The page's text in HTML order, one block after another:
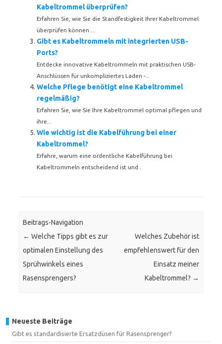
Kabeltrommel überprüfen?
Erfahren Sie, wie Sie die Standfestigkeit Ihrer Kabeltrommel
überprüfen können....
Gibt es Kabeltrommeln mit integrierten USB-
Ports?
Entdecke innovative Kabeltrommeln mit praktischen USB-
Anschlüssen für unkompliziertes Laden -...
Welche Pflege benötigt eine Kabeltrommel
regelmäßig?
Erfahren Sie, wie Sie Ihre Kabeltrommel optimal pflegen und
ihre...
Wie wichtig ist die Kabelführung bei einer
Kabeltrommel?
Erfahre, warum eine ordentliche Kabelführung bei
Kabeltrommeln entscheidend ist und...
Beitrags-Navigation
← Welche Tipps gibt es zur
optimalen Einstellung des
Sprühwinkels eines
Rasensprengers?
Welches Zubehör ist
empfehlenswert für den
Einsatz meiner
Kabeltrommel? →
Neueste Beiträge
Gibt es standardisierte Ersatzdüsen für Rasensprenger?